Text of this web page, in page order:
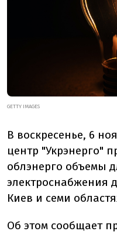
GETTY IMAGES
В воскресенье, 6
центр "Укрэнерго"
облэнерго объемы
электроснабжения
Киев и семи
Об этом сообщает